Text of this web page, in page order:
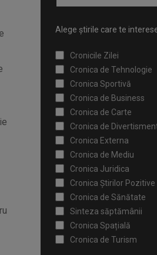
Alege știrile care te
Cronicile Zilei
Cronica de Tehnologie
Cronica Sportivă
Cronica de Business
Cronica de Carte
Cronica de
Cronica Externa
Cronica de Mediu
Cronica Juridica
Cronica Știrilor Pozitive
Cronica de Sănătate
Sinteza săptămânii
Cronica Spațială
Cronica de Turism